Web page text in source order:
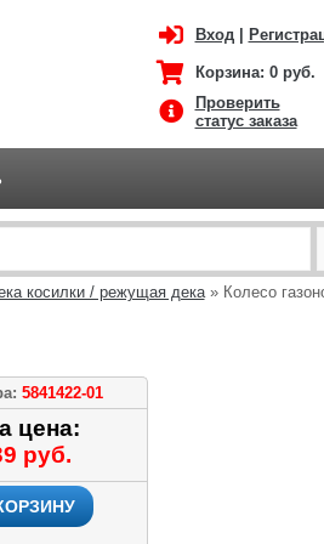
Вход|
Корзина: 0 руб.
Проверить
статус заказа
косилки / режущая дека» Колесо
5841422-01
цена:
руб.